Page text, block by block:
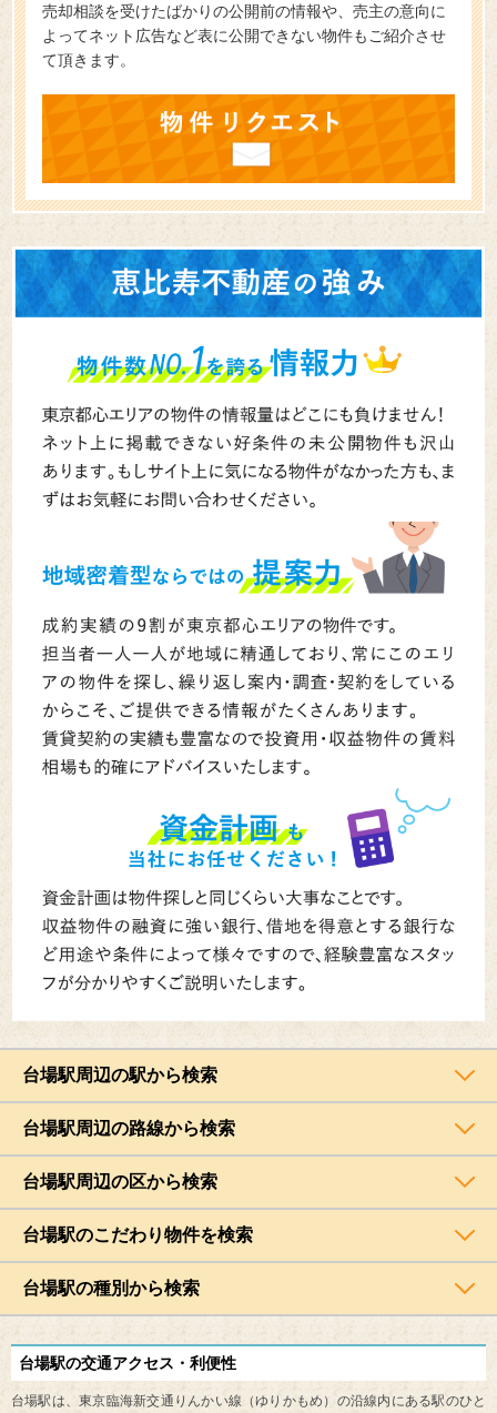
売却相談を受けたばかりの公開前の情報や、売主の意向に
よってネット広告など表に公開できない物件もご紹介させ
て頂きます。
台場駅周辺の駅から検索
台場駅周辺の路線から検索
台場駅周辺の区から検索
台場駅のこだわり物件を検索
台場駅の種別から検索
台場駅の交通アクセス・利便性
台場駅は、東京臨海新交通りんかい線（ゆりかもめ）の沿線内にある駅のひと